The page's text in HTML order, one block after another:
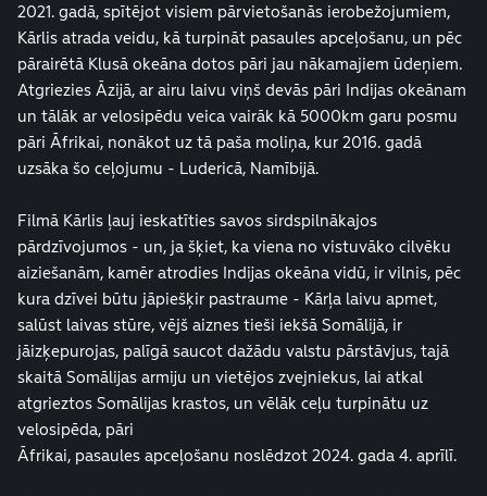
2021. gadā, spītējot visiem pārvietošanās ierobežojumiem,
Kārlis atrada veidu, kā turpināt pasaules apceļošanu, un pēc
pārairētā Klusā okeāna dotos pāri jau nākamajiem ūdeņiem.
Atgriezies Āzijā, ar airu laivu viņš devās pāri Indijas okeānam
un tālāk ar velosipēdu veica vairāk kā 5000km garu posmu
pāri Āfrikai, nonākot uz tā paša moliņa, kur 2016. gadā
uzsāka šo ceļojumu - Ludericā, Namībijā.
Filmā Kārlis ļauj ieskatīties savos sirdspilnākajos
pārdzīvojumos - un, ja šķiet, ka viena no vistuvāko cilvēku
aiziešanām, kamēr atrodies Indijas okeāna vidū, ir vilnis, pēc
kura dzīvei būtu jāpiešķir pastraume - Kārļa laivu apmet,
salūst laivas stūre, vējš aiznes tieši iekšā Somālijā, ir
jāizķepurojas, palīgā saucot dažādu valstu pārstāvjus, tajā
skaitā Somālijas armiju un vietējos zvejniekus, lai atkal
atgrieztos Somālijas krastos, un vēlāk ceļu turpinātu uz
velosipēda, pāri
Āfrikai, pasaules apceļošanu noslēdzot 2024. gada 4. aprīlī.